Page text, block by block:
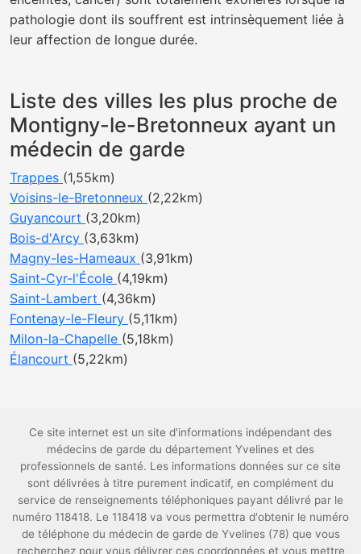
pathologie dont ils souffrent est intrinsèquement liée à
leur affection de longue durée.
Liste des villes les plus proche de
Montigny-le-Bretonneux ayant un
médecin de garde
Trappes (1,55km)
Voisins-le-Bretonneux (2,22km)
Guyancourt (3,20km)
Bois-d'Arcy (3,63km)
Magny-les-Hameaux (3,91km)
Saint-Cyr-l'École (4,19km)
Saint-Lambert (4,36km)
Fontenay-le-Fleury (5,11km)
Milon-la-Chapelle (5,18km)
Élancourt (5,22km)
Ce site internet est un site d'informations indépendant des
médecins de garde du département Yvelines et des
professionnels de santé. Les informations données sur ce site
sont délivrées à titre purement indicatif, en complément du
service de renseignements téléphoniques payant délivré par le
numéro 118418. Le 118418 va vous permettra d'obtenir le numéro
de téléphone du médecin de garde de Yvelines (78) que vous
recherchez pour vous délivrer ces coordonnées et vous mettre